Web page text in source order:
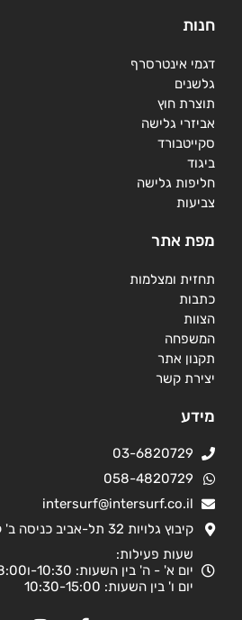
חנות
דגמי אינטרסרף
גלשנים
תוצרת חוץ
אביזרי גלישה
סקייטבורד
ביגוד
חליפות גלישה
צביעות
מפת אתר
תחזית ומצלמות
כתבות
הצוות
המשפחה
תקנון אתר
יצירת קשר
מידע
03-6820729
058-4820729
intersurf@intersurf.co.il
קיבוץ גלויות 32 תל-אביב כניסה ב' קומה 4
שעות פעילות:
יום א' - ה' בין השעות: 10:30-ו18:00
יום ו' בין השעות: 10:30-15:00